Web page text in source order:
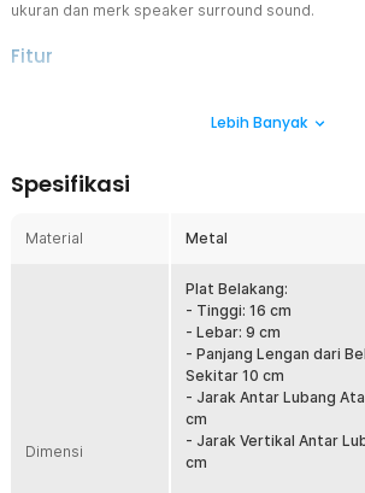
ukuran dan merk speaker surround sound.
Fitur
Bracket speaker ini dibuat dari material besi
speaker rumahan maupun speaker sound
Bracket ini dilengkapi penyesuaian kiri kanan
Artinya, Anda bisa mengarahkan speaker ke
ruangan untuk menghasilkan dispersi suara
Dirancang untuk pemasangan langsung tanpa
yang merepotkan, lengkap dengan sekrup
dalam paket. Cukup pasang ke dinding atau
baut, sesuaikan sudut, dan speaker siap
Lebih Banyak
Spesifikasi
Material Metal
Dimensi
Plat Belakang:
- Tinggi: 16 cm
- Lebar: 9 cm
- Panjang Lengan dari
Sekitar 10 cm
- Jarak Antar Lubang
cm
- Jarak Vertikal Antar
cm